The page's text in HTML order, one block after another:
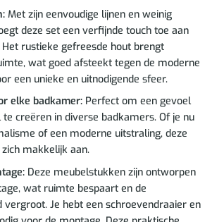
Met zijn eenvoudige lijnen en weinig
deze set een verfijnde touch toe aan
rustieke gefreesde hout brengt
wat goed afsteekt tegen de moderne
een unieke en uitnodigende sfeer.
elke badkamer:Perfect om een gevoel
creëren in diverse badkamers. Of je nu
of een moderne uitstraling, deze
makkelijk aan.
Deze meubelstukken zijn ontworpen
wat ruimte bespaart en de
vergroot. Je hebt een schroevendraaier en